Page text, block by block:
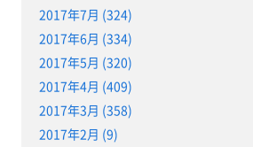
2017年7月 (324)
2017年6月 (334)
2017年5月 (320)
2017年4月 (409)
2017年3月 (358)
2017年2月 (9)